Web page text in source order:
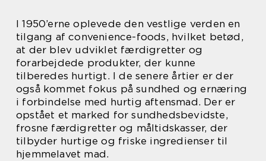
I 1950’erne oplevede den vestlige verden en
tilgang af convenience-foods, hvilket betød,
at der blev udviklet færdigretter og
forarbejdede produkter, der kunne
tilberedes hurtigt. I de senere årtier er der
også kommet fokus på sundhed og ernæring
i forbindelse med hurtig aftensmad. Der er
opstået et marked for sundhedsbevidste,
frosne færdigretter og måltidskasser, der
tilbyder hurtige og friske ingredienser til
hjemmelavet mad.